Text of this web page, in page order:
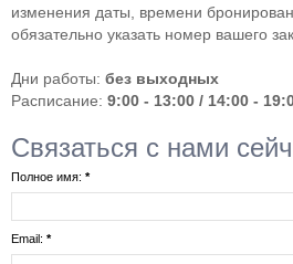
изменения даты, времени
обязательно указать номер вашего
Дни работы: без выходных
Расписание: 9:00 - 13:00 / 14:00 -
Связаться с нами
Полное имя: *
Email: *